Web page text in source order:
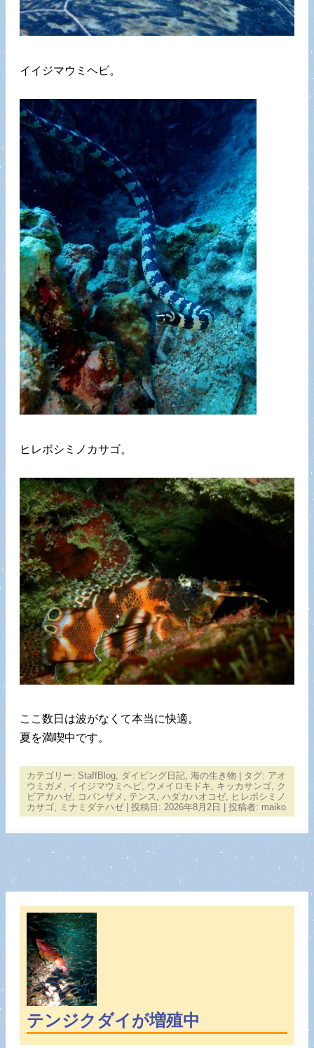
イイジマウミヘビ。
ヒレボシミノカサゴ。
ここ数日は波がなくて本当に快適。
夏を満喫中です。
カテゴリー: StaffBlog, ダイビング日記, 海の生き物 | タグ: アオ
ウミガメ , イイジマウミヘビ, ウメイロモドキ, キッカサンゴ, ク
ビアカハゼ, コバンザメ , テンス , ハダカハオコゼ, ヒレボシミノ
カサゴ, ミナミダテハゼ | 投稿日: 2026年8月2日 投稿者: maiko
テンジクダイが増殖中